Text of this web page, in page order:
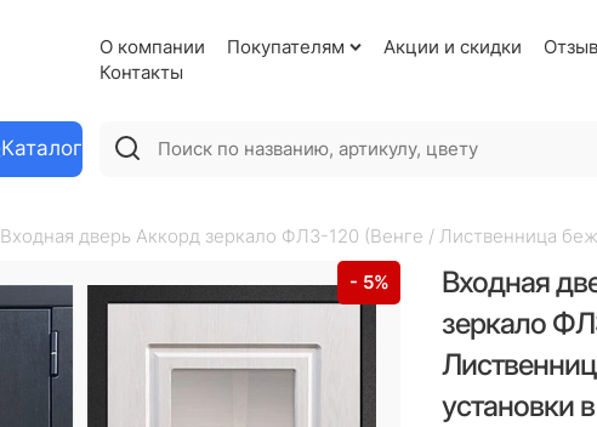
О компании Покупателям Акции и скидки
Контакты
Каталог
Входная дверь Аккорд зеркало ФЛЗ-120 (Венге / Лиственница
- 5%
Входная
зеркало
установки